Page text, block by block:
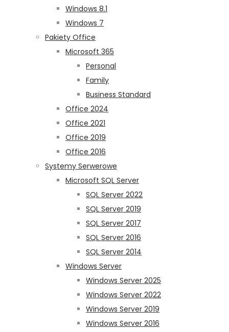
Windows 8.1
Windows 7
Pakiety Office
Microsoft 365
Personal
Family
Business Standard
Office 2024
Office 2021
Office 2019
Office 2016
Systemy Serwerowe
Microsoft SQL Server
SQL Server 2022
SQL Server 2019
SQL Server 2017
SQL Server 2016
SQL Server 2014
Windows Server
Windows Server 2025
Windows Server 2022
Windows Server 2019
Windows Server 2016